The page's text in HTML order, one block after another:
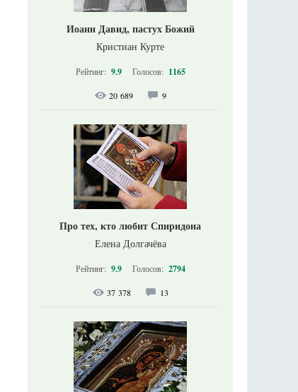
Иоанн Давид, пастух Божий
Кристиан Курте
Рейтинг: 9.9 Голосов: 1165
20 689 9
Про тех, кто любит Спиридона
Елена Долгачёва
Рейтинг: 9.9 Голосов: 2794
37 378 13